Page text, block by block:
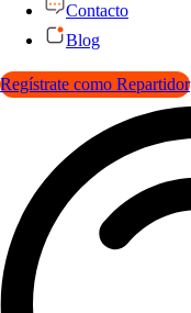
Contacto
Blog
Regístrate como Repartidor